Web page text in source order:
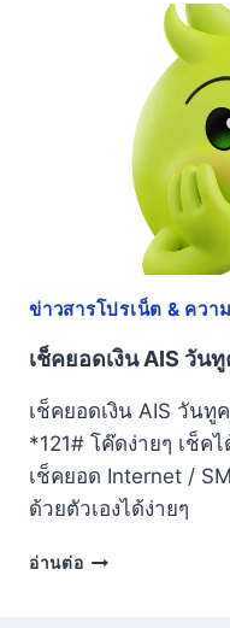
ข่าวสารโปรเน็ต & ควา
เช็คยอดเงิน AIS วัน
เช็คยอดเงิน AIS วันทู
*121# โค๊ดง่ายๆ เช็ค
เช็คยอด Internet /
ด้วยตัวเองได้ง่ายๆ
อ่านต่อเช็ค